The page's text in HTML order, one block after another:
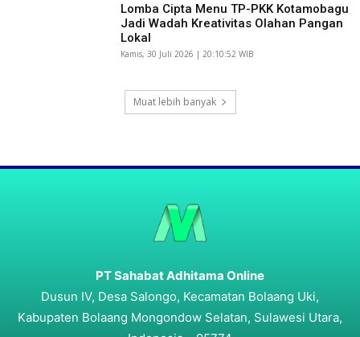
Lomba Cipta Menu TP-PKK Kotamobagu
Jadi Wadah Kreativitas Olahan Pangan
Lokal
Kamis, 30 Juli 2026 | 20:10:52 WIB
Muat lebih banyak
PT Sahabat Adhitama Online
Dusun IV, Desa Salongo, Kecamatan Bolaang Uki,
Kabupaten Bolaang Mongondow Selatan, Sulawesi Utara,